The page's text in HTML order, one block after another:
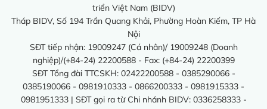
triển Việt Nam (BIDV)
Tháp BIDV, Số 194 Trần Quang Khải, Phường Hoàn Kiếm, TP Hà
Nội
SĐT tiếp nhận: 19009247 (Cá nhân)/ 19009248 (Doanh
nghiệp)/(+84-24) 22200588 - Fax: (+84-24) 22200399
SĐT Tổng đài TTCSKH: 02422200588 - 0385290066 -
0385190066 - 0981910333 - 0866200333 - 0981915333 -
0981951333 | SĐT gọi ra từ Chi nhánh BIDV: 0336258333 -